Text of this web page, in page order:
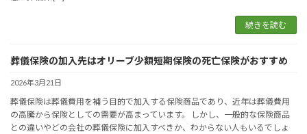
続きを読む
葬儀保険の加入先はオリーブ少額短期保険の死亡保険がおすすめ
2026年3月21日
葬儀保険は葬儀費用を補う目的で加入する保険商品であり、近年は葬儀費用
の高騰から保険としての需要が高まっています。 しかし、一般的な保険商品
との違いやどの会社の葬儀保険に加入すべきか、わからない人もいるでしょ